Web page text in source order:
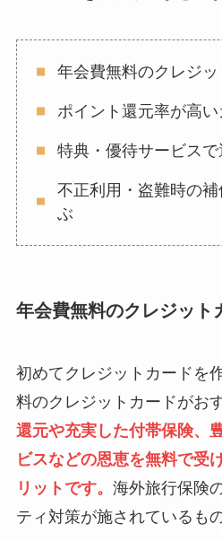
年会費無料のクレジ
ポイント還元率が高
特典・優待サービスで
不正利用・盗難時の
ぶ
年会費無料のクレジット
初めてクレジットカードを
料のクレジットカードがお
還元や充実した付帯保険、
ビスなどの恩恵を無料で受
リットです。 海外旅行保険
ティ対策が施されているも